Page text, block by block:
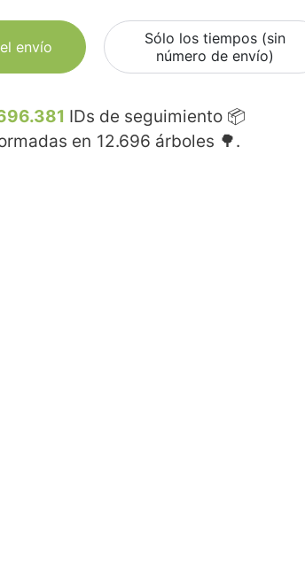
envío
Sólo los tiempos (sin
número de envío)
IDs de seguimiento 📦
en 12.696 árboles 🌳.